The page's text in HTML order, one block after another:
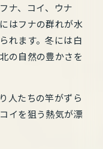
ナ、コイ、ウナ
はフナの群れが水
れます。冬には白
の自然の豊かさを
人たちの竿がずら
イを狙う熱気が漂